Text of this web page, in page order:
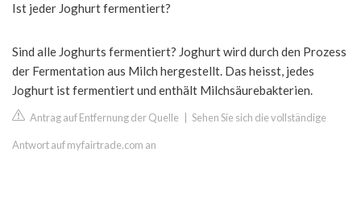
Ist jeder Joghurt fermentiert?
Sind alle Joghurts fermentiert? Joghurt wird durch den Prozess
der Fermentation aus Milch hergestellt. Das heisst, jedes
Joghurt ist fermentiert und enthält Milchsäurebakterien.
Antrag auf Entfernung der Quelle Sehen Sie sich die vollständige
Antwort auf myfairtrade.com an